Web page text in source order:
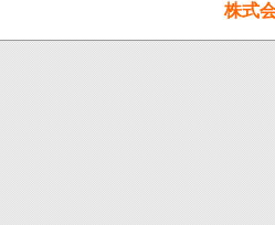
株式